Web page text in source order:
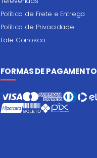
Política de Frete e Entrega
Política de Privacidade
Fale Conosco
FORMAS DE PAGAMENTO